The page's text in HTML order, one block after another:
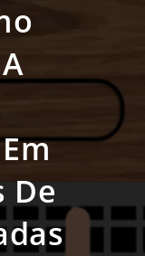
De